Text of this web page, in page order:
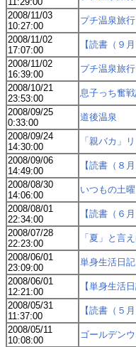
2008/11/03
10:27:00
プチ温泉旅
2008/11/02
17:07:00
【読書（９
2008/11/02
16:39:00
プチ温泉旅
2008/10/21
23:53:00
息子っち奮
2008/09/25
0:33:00
道後温泉
2008/09/24
14:30:00
「親バカ」
2008/09/06
14:49:00
【読書（８月
2008/08/30
14:06:00
いつもの土曜
2008/08/01
22:34:00
【読書（６
2008/07/28
22:23:00
「夏」と言
2008/06/01
23:09:00
単身生活日
2008/06/01
12:21:00
【単身生活
2008/05/31
11:37:00
【読書（５月
2008/05/11
10:08:00
ゴールデン